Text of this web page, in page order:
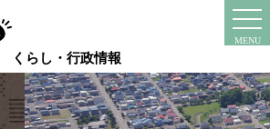
くらし・行政情報
MENU